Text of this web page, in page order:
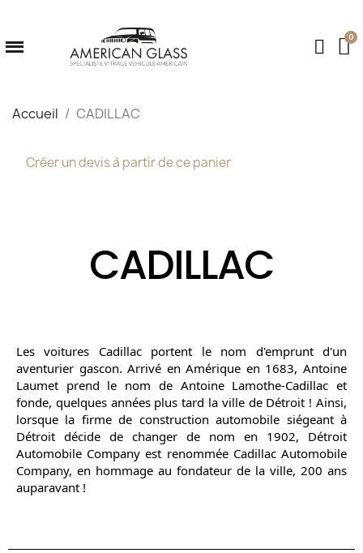
Accueil CADILLAC
Créer un devis à partir de ce panier
CADILLAC
Les voitures Cadillac portent le nom d'emprunt d'un
aventurier gascon. Arrivé en Amérique en 1683, Antoine
Laumet prend le nom de Antoine Lamothe-Cadillac et
fonde, quelques années plus tard la ville de Détroit ! Ainsi,
lorsque la firme de construction automobile siégeant à
Détroit décide de changer de nom en 1902, Détroit
Automobile Companyest renommée Cadillac Automobile
Company, en hommage au fondateur de la ville, 200 ans
auparavant !